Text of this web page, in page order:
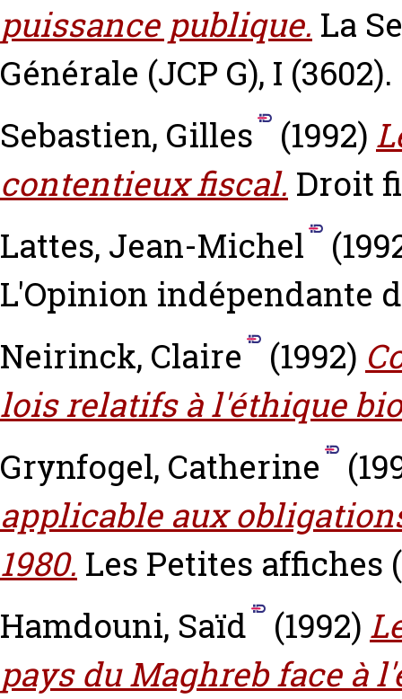
puissance publique. La
Générale (JCP G), I (3602).
Sebastien, Gilles
(1992)
contentieux fiscal. Droit
Lattes, Jean-Michel
L'Opinion indépendante
Neirinck, Claire
(1992)
lois relatifs à l'éthique
Grynfogel, Catherine
applicable aux
1980. Les Petites affiches
Hamdouni, Saïd
(1992)
pays du Maghreb face à